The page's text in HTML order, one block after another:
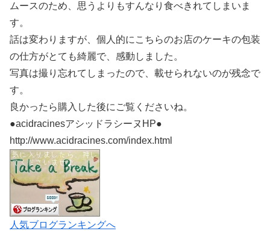
ムースのため、思うよりもすんなり食べきれてしまいま
す。
話は変わりますが、個人的にこちらのお店のケーキの包装
の仕方がとても綺麗で、感動しました。
写真は撮り忘れてしまったので、載せられないのが残念で
す。
良かったら購入した後にご覧くださいね。
●acidracinesアシッドラシーヌHP●
http://www.acidracines.com/index.html
人気ブログランキングへ